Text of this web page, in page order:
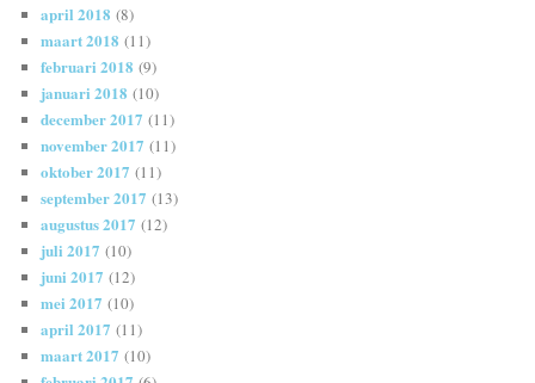
april 2018 (8)
maart 2018 (11)
februari 2018 (9)
januari 2018 (10)
december 2017 (11)
november 2017 (11)
oktober 2017 (11)
september 2017 (13)
augustus 2017 (12)
juli 2017 (10)
juni 2017 (12)
mei 2017 (10)
april 2017 (11)
maart 2017 (10)